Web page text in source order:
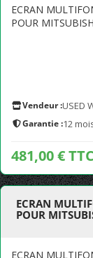
ECRAN
POUR
Vendeur :USED
Garantie :12
481,00 € TTC
ECRAN
POUR
ECRAN